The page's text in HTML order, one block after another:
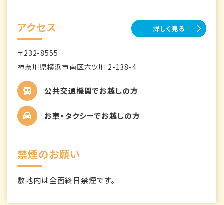
アクセス 詳しく見る
〒232-8555
神奈川県横浜市南区六ツ川 2-138-4
公共交通機関でお越しの方
お車・タクシーでお越しの方
禁煙のお願い
敷地内は全面終日禁煙です。